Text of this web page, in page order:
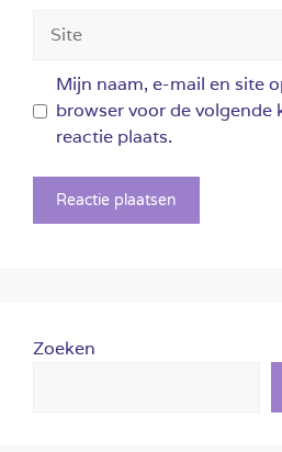
Site
Mijn naam, e-mail en site
browser voor de volgende
reactie plaats.
Zoeken